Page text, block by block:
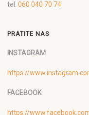
tel. 060 040 70 74
PRATITE NAS
INSTAGRAM
https://
FACEBOOK
https://